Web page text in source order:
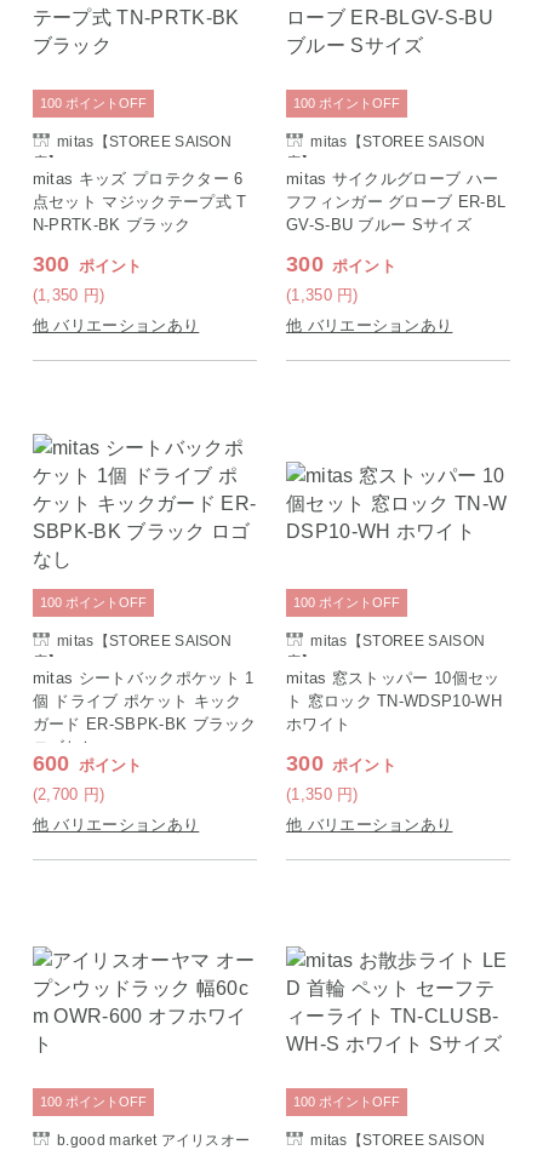
mitas【STOREE SAISON
店】
mitas キッズ プロテクター 6
点セット マジックテープ式 T
N-PRTK-BK ブラック
300 ポイント
(1,350 円)
100 ポイント OFF
他 バリエーションあり
mitas【STOREE SAISON
店】
mitas サイクルグローブ ハー
フフィンガー グローブ ER-BL
GV-S-BU ブルー Sサイズ
300 ポイント
(1,350 円)
100 ポイント OFF
他 バリエーションあり
mitas【STOREE SAISON
店】
mitas シートバックポケット 1
個 ドライブ ポケット キック
ガード ER-SBPK-BK ブラック
ロゴなし
600 ポイント
(2,700 円)
100 ポイント OFF
他 バリエーションあり
mitas【STOREE SAISON
店】
mitas 窓ストッパー 10個セッ
ト 窓ロック TN-WDSP10-WH
ホワイト
300 ポイント
(1,350 円)
100 ポイント OFF
他 バリエーションあり
b.good market アイリスオー
100 ポイント OFF
mitas【STOREE SAISON
100 ポイント OFF